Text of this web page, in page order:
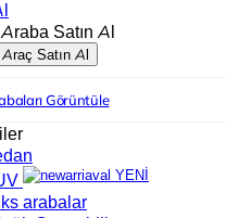
Araba Satın Al
Satın Al
Görüntüle
YENİ
arabalar